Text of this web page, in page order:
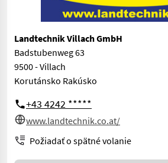
Landtechnik Villach GmbH
Badstubenweg 63
9500 - Villach
Korutánsko Rakúsko
+43 4242 *****
www.landtechnik.co.at/
Požiadať o spätné volanie